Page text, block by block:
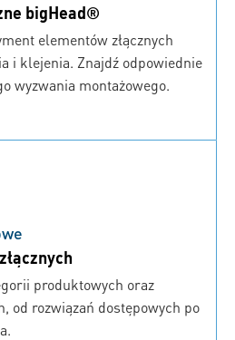
bigHead®
elementów złącznych
i klejenia. Znajdź odpowiednie
wyzwania montażowego.
produktowych oraz
od rozwiązań dostępowych po